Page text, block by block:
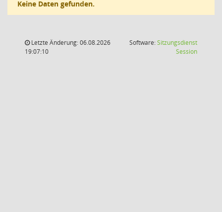
Keine Daten gefunden.
Letzte Änderung: 06.08.2026
19:07:10
Software:Sitzungsdienst
Session(Wird in